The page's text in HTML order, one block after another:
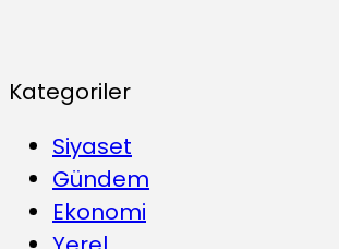
Kategoriler
Siyaset
Gündem
Ekonomi